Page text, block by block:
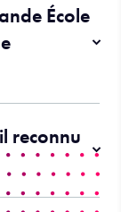
École
reconnu